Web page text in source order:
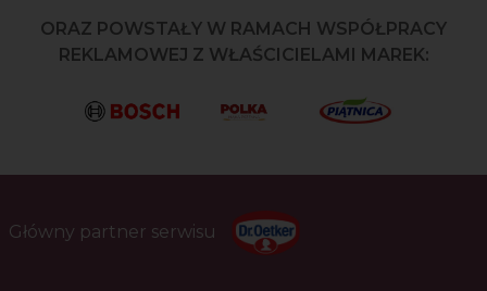
ORAZ POWSTAŁY W RAMACH WSPÓŁPRACY
REKLAMOWEJ Z WŁAŚCICIELAMI MAREK:
Główny partner serwisu